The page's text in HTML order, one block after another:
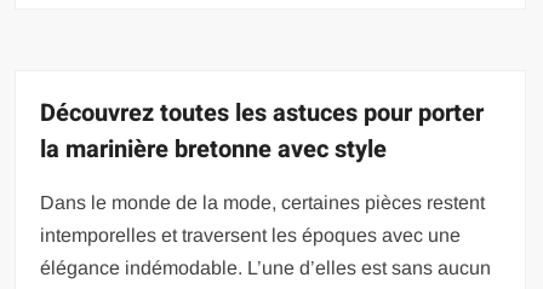
Découvrez toutes les astuces pour porter
la marinière bretonne avec style
Dans le monde de la mode, certaines pièces restent
intemporelles et traversent les époques avec une
élégance indémodable. L’une d’elles est sans aucun